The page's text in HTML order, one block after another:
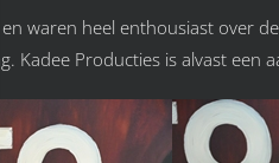
waren heel enthousiast over
Kadee Producties is alvast een